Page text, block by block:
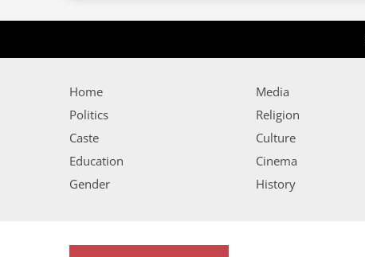
Home
Politics
Caste
Education
Gender
Media
Religion
Culture
Cinema
History